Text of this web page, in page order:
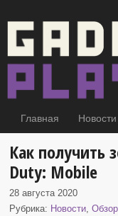
Главная Новости
Как получить
Duty: Mobile
28 августа 2020
Рубрика: Новости,